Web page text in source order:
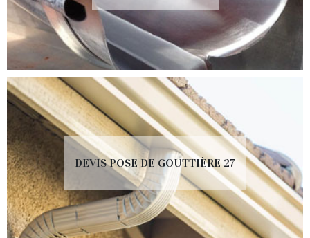
DEVIS POSE DE GOUTTIÈRE 27